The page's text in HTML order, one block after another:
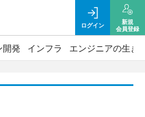
ログイン
新規
会員登録
開発 インフラ エンジニアの生き